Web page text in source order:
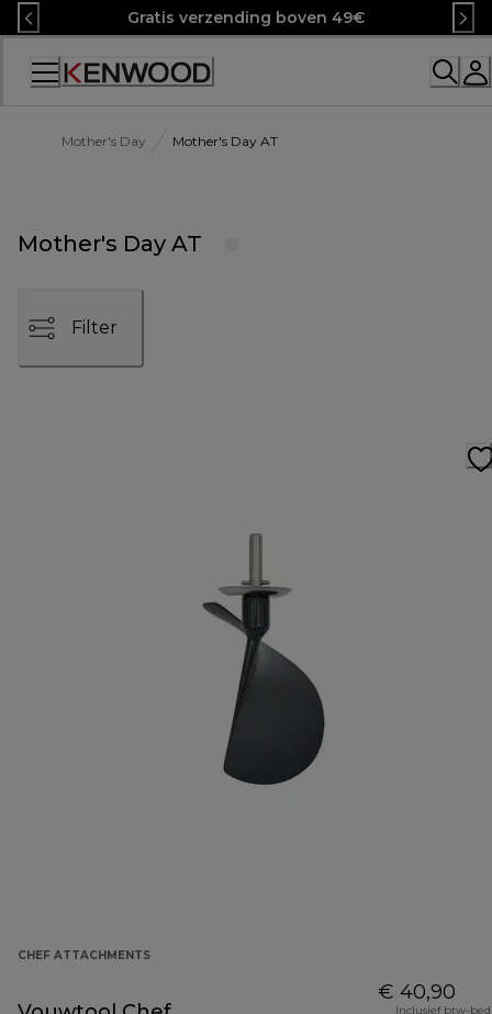
Skip
to
Content
Gratis verzending boven 49€
Accessibility
Mother's Day Mother's Day AT
Mother's Day AT
Filter
CHEF ATTACHMENTS
€ 40,90
Inclusief btw-